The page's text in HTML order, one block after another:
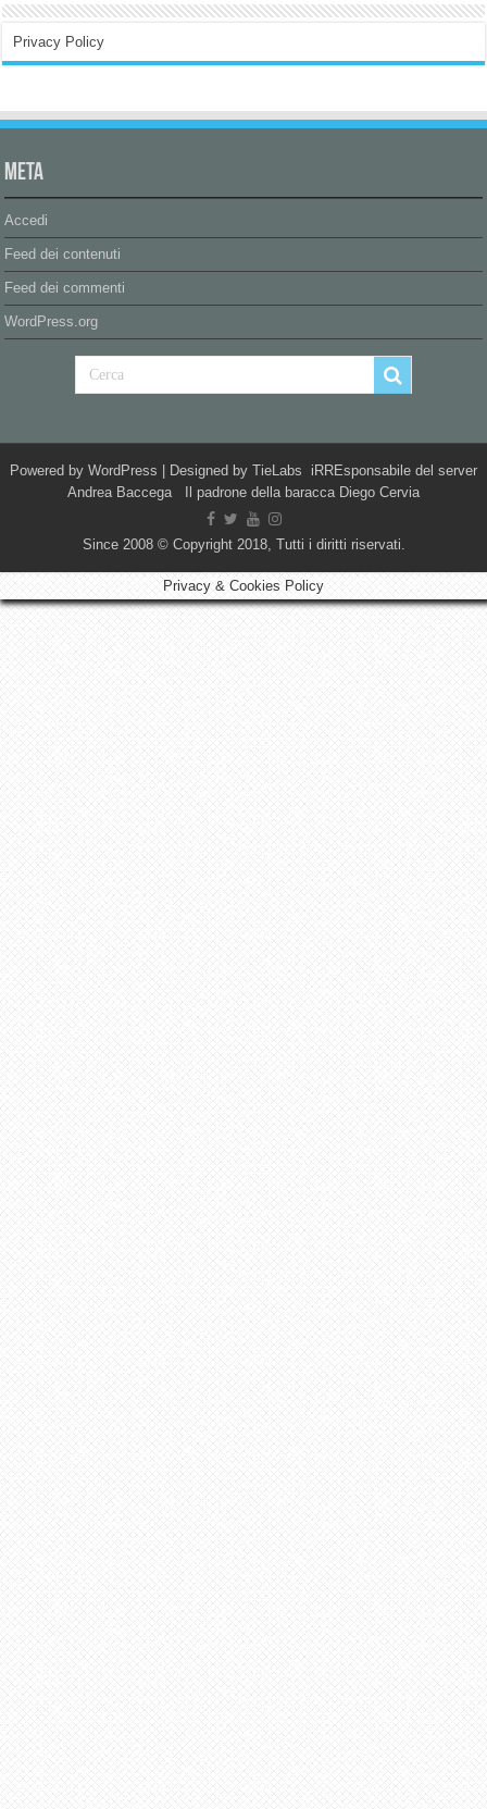
Privacy Policy
Meta
Accedi
Feed dei contenuti
Feed dei commenti
WordPress.org
Powered by WordPress | Designed by TieLabs iRREsponsabile del server
Andrea Baccega Il padrone della baracca Diego Cervia
Since 2008 © Copyright 2018, Tutti i diritti riservati.
Privacy & Cookies Policy